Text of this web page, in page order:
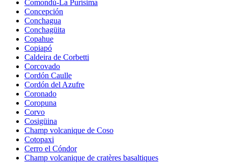
Comondú-La Purísima
Concepción
Conchagua
Conchagüita
Copahue
Copiapó
Caldeira de Corbetti
Corcovado
Cordón Caulle
Cordón del Azufre
Coronado
Coropuna
Corvo
Cosigüina
Champ volcanique de Coso
Cotopaxi
Cerro el Cóndor
Champ volcanique de cratères basaltiques